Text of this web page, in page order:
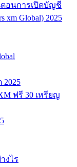
อนการเปิดบัญชี
xm Global) 2025
ฟรี 30 เหรียญ
งไร